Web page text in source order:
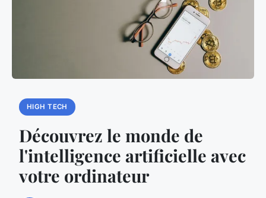
HIGH TECH
Découvrez le monde de
l'intelligence artificielle avec
votre ordinateur